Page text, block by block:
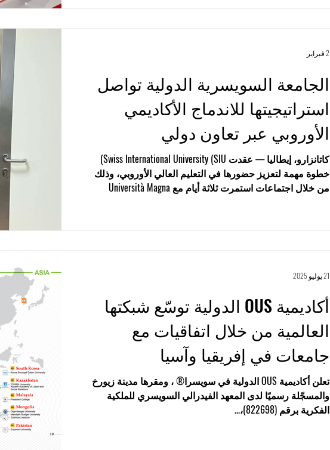
الجامعة السويسرية الدولية تواصل
استراتيجيتها للاندماج الأكاديمي
الأوروبي عبر تعاون دولي
كاتانزارو، إيطاليا — عقدت Swiss International University (SIU)
خطوة مهمة لتعزيز حضورها في التعليم العالي الأوروبي، وذلك
من خلال اجتماعات استمرت ثلاثة أيام مع Università Magna
ومزدوجة لطلبة منظومة SIU وشبك
2 فبراير
أكاديمية OUS الدولية توسّع شبكتها
العالمية من خلال اتفاقيات مع
جامعات في إفريقيا وآسيا
تعلن أكاديمية OUS الدولية في سويسرا® ، ومقرها مدينة زيورخ
والمسجّلة رسميًا لدى المعهد الفيدرالي السويسري للملكية
الفكرية برقم (822698)،...
21 يوليو 2025